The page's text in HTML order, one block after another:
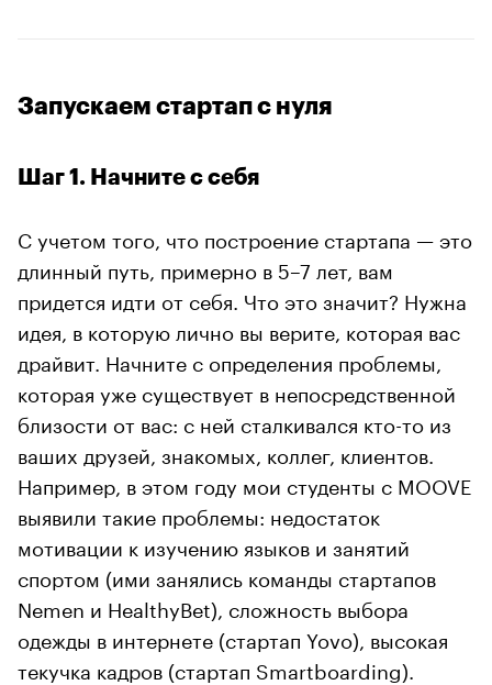
Запускаем стартап с нуля
Шаг 1. Начните с себя
С учетом того, что построение стартапа — это
длинный путь, примерно в 5–7 лет, вам
придется идти от себя. Что это значит? Нужна
идея, в которую лично вы верите, которая вас
драйвит. Начните с определения проблемы,
которая уже существует в непосредственной
близости от вас: с ней сталкивался кто-то из
ваших друзей, знакомых, коллег, клиентов.
Например, в этом году мои студенты с MOOVE
выявили такие проблемы: недостаток
мотивации к изучению языков и занятий
спортом (ими занялись команды стартапов
Nemen и HealthyBet), сложность выбора
одежды в интернете (стартап Yovo), высокая
текучка кадров (стартап Smartboarding).